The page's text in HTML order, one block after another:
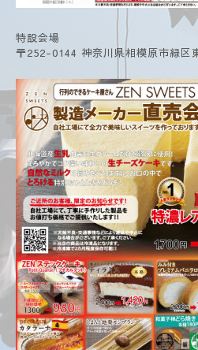
特設会場
〒252-0144 神奈川県相模原市緑区